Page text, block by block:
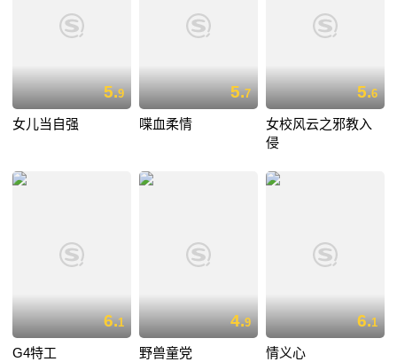
5.9
女儿当自强
5.7
喋血柔情
5.6
女校风云之邪教入
侵
6.1
G4特工
4.9
野兽童党
6.1
情义心